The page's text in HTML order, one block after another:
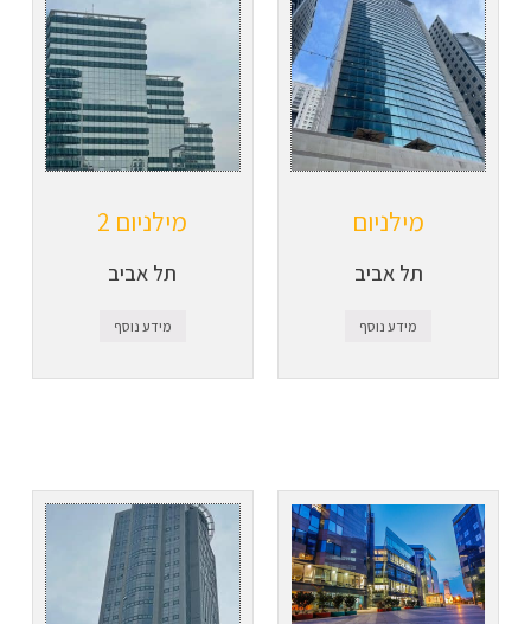
מילניום
תל אביב
מידע נוסף
מילניום 2
תל אביב
מידע נוסף